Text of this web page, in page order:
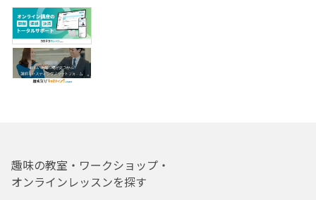
趣味の教室・ワークショップ・
オンラインレッスンを探す